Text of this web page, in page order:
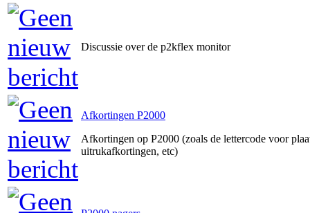
Discussie over de p2kflex monitor
Afkortingen P2000
Afkortingen op P2000 (zoals de lettercode voor
uitrukafkortingen, etc)